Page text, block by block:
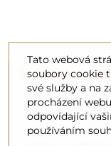
Doprava
Nemusíte se
objednané
rukou, a to úplně
Tato webová
soubory cookie
své služby a na
procházení
odpovídající
používáním